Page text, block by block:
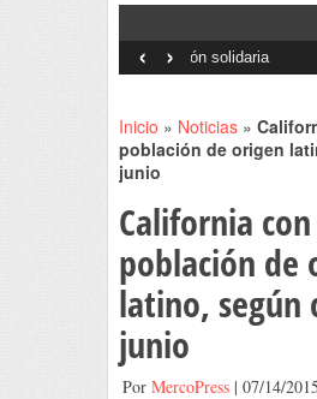
Interventionism
‹ ›
Inicio » Noticias»
población de origen
junio
California
población de
latino, según
junio
Por MercoPress| 07/14/2015